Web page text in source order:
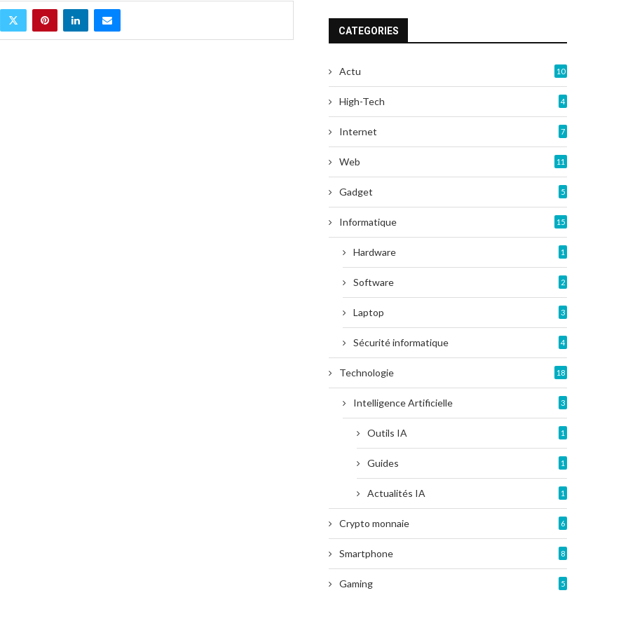
CATEGORIES
Actu 10
High-Tech 4
Internet 7
Web 11
Gadget 5
Informatique 15
Hardware 1
Software 2
Laptop 3
Sécurité informatique 4
Technologie 18
Intelligence Artificielle 3
Outils IA 1
Guides 1
Actualités IA 1
Crypto monnaie 6
Smartphone 8
Gaming 5